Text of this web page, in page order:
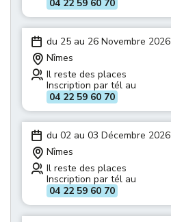
04 22 59 60 70
du 25 au 26 Novembre 2026
Nîmes
Il reste des places
Inscription par tél au
04 22 59 60 70
du 02 au 03 Décembre 2026
Nîmes
Il reste des places
Inscription par tél au
04 22 59 60 70